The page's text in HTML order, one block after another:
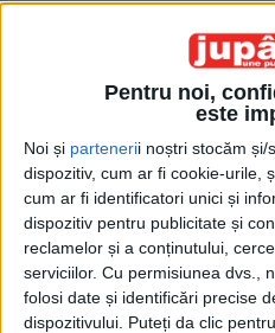
Pentru noi,
este
Noi și partenerii noștri stocăm și/
dispozitiv, cum ar fi cookie-urile,
cum ar fi identificatori unici și
dispozitiv pentru publicitate și
reclamelor și a conținutului,
serviciilor. Cu permisiunea dvs.,
folosi date și identificări precise
dispozitivului. Puteți da clic
Acasă Etichete Medalii de aur
Etichetă: medalii